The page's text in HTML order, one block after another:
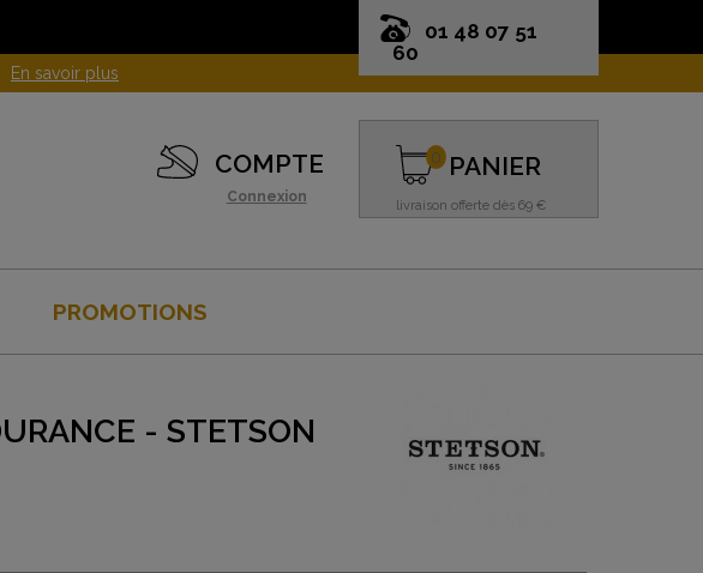
01 48 07 51
60
En savoir plus
COMPTE
Connexion
PANIER
livraison offerte dès 69 €
0
PROMOTIONS
- STETSON